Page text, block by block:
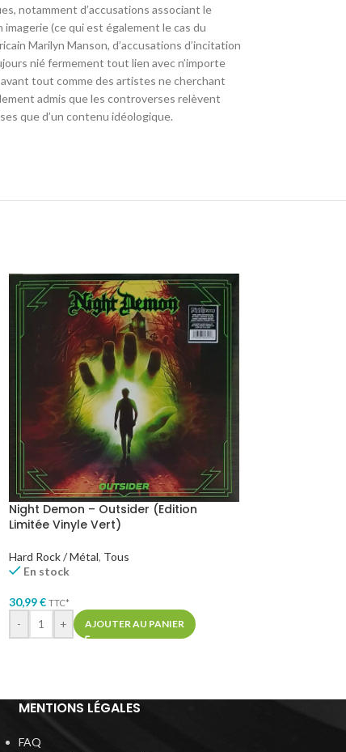
notamment d’accusations associant le
(ce qui est également le cas du
Marilyn Manson, d’accusations d’incitation
nié fermement tout lien avec n’importe
tout comme des artistes ne cherchant
admis que les controverses relèvent
que d’un contenu idéologique.
Night Demon – Outsider (Edition
Limitée Vinyle Vert)
Hard Rock / Métal, Tous
En stock
30,99€ TTC*
- + AJOUTER AU PANIER
MENTIONS LÉGALES
FAQ